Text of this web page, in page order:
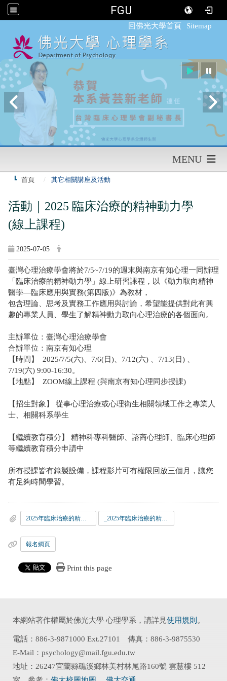
FGU
回佛光大學首頁 Sitemap
MENU
首頁 其它相關講座及活動
活動｜2025 臨床治療的精神動力學
(線上課程)
2025-07-05
臺灣心理治療學會將於7/5~7/19的週末與南京有知心理一同辦理
「臨床治療的精神動力學」線上研習課程，以《動力取向精神
醫學—臨床應用與實務(第四版)》為教材，
包含理論、思考及實務工作應用與討論，希望能提供對此有興
趣的專業人員、學生了解精神動力取向心理治療的各個面向。
主辦單位：臺灣心理治療學會
合辦單位：南京有知心理
【時間】 2025/7/5(六)、7/6(日)、7/12(六) 、7/13(日) 、
7/19(六) 9:00-16:30。
【地點】 ZOOM線上課程 (與南京有知心理同步授課)
【招生對象】 從事心理治療或心理衛生相關領域工作之專業人
士、相關科系學生
【繼續教育積分】 精神科專科醫師、諮商心理師、臨床心理師
等繼續教育積分申請中
所有授課皆有錄製設備，課程影片可有權限回放三個月，讓您
有足夠時間學習。
2025年臨床治療的精神動力學活動海報 _2025年臨床治療的精神動力學活動簡章
報名網頁
Print this page
本網站著作權屬於佛光大學 心理學系，請詳見使用規則 。
電話：886-3-9871000 Ext.27101 傳真：886-3-9875530
E-Mail：psychology@mail.fgu.edu.tw
地址：26247宜蘭縣礁溪鄉林美村林尾路160號 雲慧樓 512